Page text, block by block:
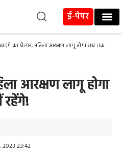
ई-पेपर
खड़गे का ऐलान, महिला आरक्षण लागू होगा तब तक मोदी ही नहीं रहेंगे!
आरक्षण लागू होगा
रहेंगे!
23:42